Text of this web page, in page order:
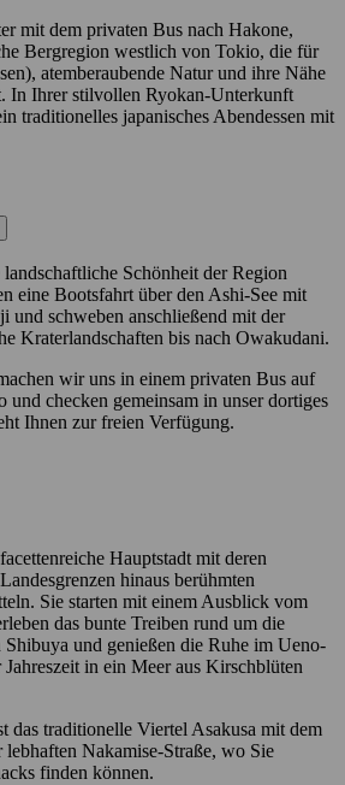
mit dem privaten Bus nach Hakone,
Bergregion westlich von Tokio, die für
atemberaubende Natur und ihre Nähe
In Ihrer stilvollen Ryokan-Unterkunft
traditionelles japanisches Abendessen mit
Schönheit der Region
eine Bootsfahrt über den Ashi-See mit
und schweben anschließend mit der
Kraterlandschaften bis nach Owakudani.
wir uns in einem privaten Bus auf
checken gemeinsam in unser dortiges
Ihnen zur freien Verfügung.
Hauptstadt mit deren
hinaus berühmten
Sie starten mit einem Ausblick vom
das bunte Treiben rund um die
und genießen die Ruhe im Ueno-
in ein Meer aus Kirschblüten
das traditionelle Viertel Asakusa mit dem
lebhaften Nakamise-Straße, wo Sie
finden können.